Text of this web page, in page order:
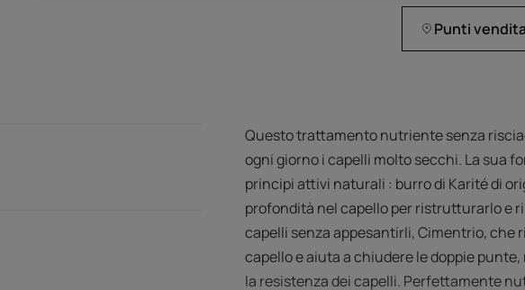
Punti vendita
Questo trattamento nutriente senza
ogni giorno i capelli molto secchi. La sua
principi attivi naturali : burro di Karité di
profondità nel capello per ristrutturarlo e
capelli senza appesantirli, Cimentrio, che
capello e aiuta a chiudere le doppie
la resistenza dei capelli. Perfettamente